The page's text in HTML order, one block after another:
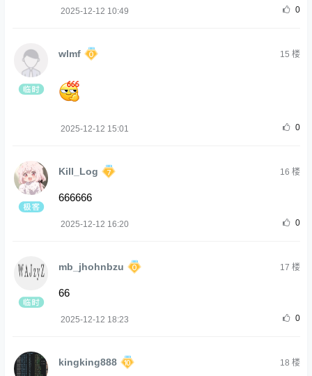
2025-12-12 10:49 0
wlmf 15 楼
2025-12-12 15:01 0
Kill_Log 16 楼
666666
2025-12-12 16:20 0
mb_jhohnbzu 17 楼
66
2025-12-12 18:23 0
kingking888 18 楼